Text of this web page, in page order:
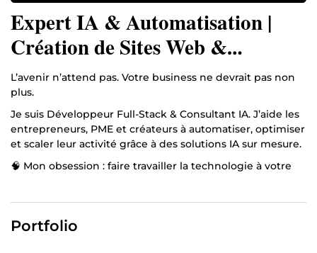
Expert IA & Automatisation |
Création de Sites Web &
Solutions Intelligentes
L’avenir n’attend pas. Votre business ne devrait pas non
plus.
Je suis Développeur Full-Stack & Consultant IA. J’aide les
entrepreneurs, PME et créateurs à automatiser, optimiser
et scaler leur activité grâce à des solutions IA sur mesure.
🧠 Mon obsession : faire travailler la technologie à votre
💼 MES EXPERTISES
Portfolio